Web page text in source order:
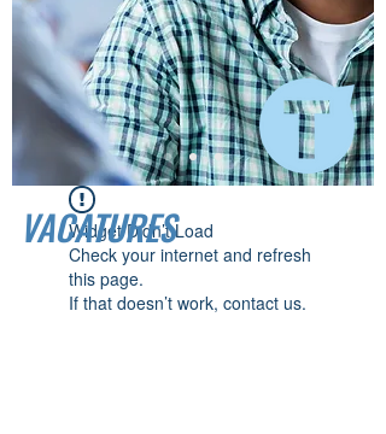
Widget Didn’t Load
Check your internet and refresh
this page.
If that doesn’t work, contact us.
VACATURES